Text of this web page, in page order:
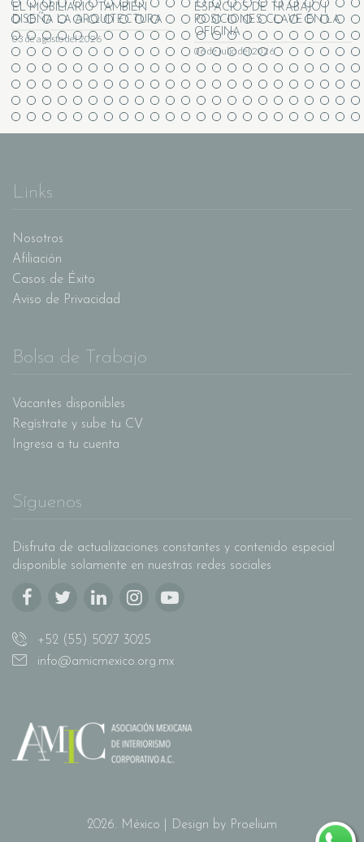
EL MOBILIARIO TAMBIÉN
DISEÑA LA ARQUITECTURA
03 de agosto del 2026
ESPACIOS DE TRABAJO |
POSICIONES CLAVE EN LA
OFICINA
06 de julio del 2026
Links
Nosotros
Afiliación
Casos de Éxito
Aviso de Privacidad
Bolsa de Trabajo
Vacantes disponibles
Regístrate y sube tu CV
Ingresa a tu cuenta
Síguenos
Disfruta de actualizaciones constantes y contenido especial
disponible solamente en nuestras redes sociales
+52 (55) 5027 3025
info@amicmexico.org.mx
2026. México | Design by Proelium